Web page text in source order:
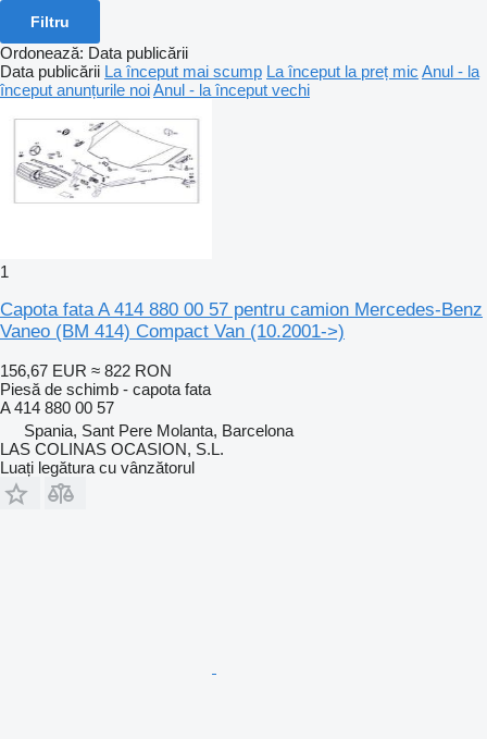
Filtru
Ordonează: Data publicării
Data publicării La început mai scump La început la preț mic Anul - la
început anunțurile noiAnul - la început vechi
1
Capota fata A 414 880 00 57 pentru camion Mercedes-Benz
Vaneo (BM 414) Compact Van (10.2001->)
156,67 EUR ≈ 822 RON
Piesă de schimb - capota fata
A 414 880 00 57
Spania, Sant Pere Molanta, Barcelona
LAS COLINAS OCASION, S.L.
Luați legătura cu vânzătorul